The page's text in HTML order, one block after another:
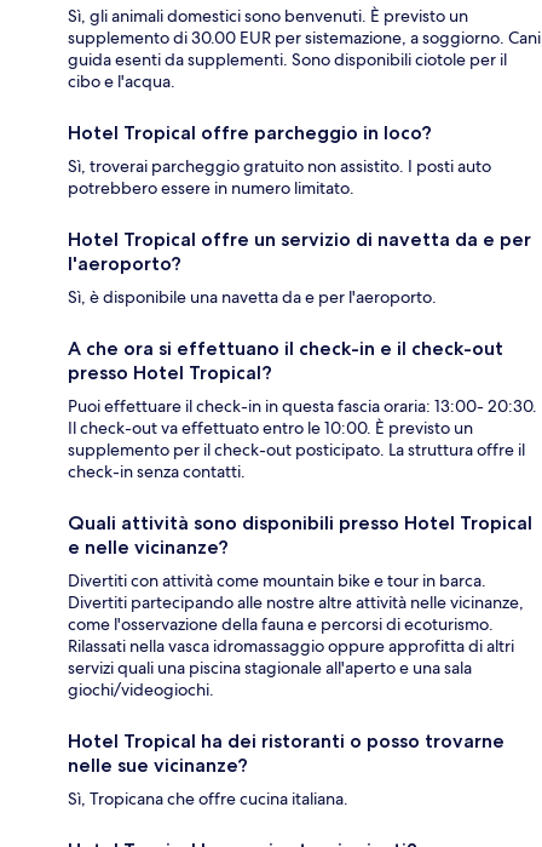
Sì, gli animali domestici sono benvenuti. È previsto un
supplemento di 30.00 EUR per sistemazione, a soggiorno. Cani
guida esenti da supplementi. Sono disponibili ciotole per il
cibo e l'acqua.
Hotel Tropical offre parcheggio in loco?
Sì, troverai parcheggio gratuito non assistito. I posti auto
potrebbero essere in numero limitato.
Hotel Tropical offre un servizio di navetta da e per
l'aeroporto?
Sì, è disponibile una navetta da e per l'aeroporto.
A che ora si effettuano il check-in e il check-out
presso Hotel Tropical?
Puoi effettuare il check-in in questa fascia oraria: 13:00- 20:30.
Il check-out va effettuato entro le 10:00. È previsto un
supplemento per il check-out posticipato. La struttura offre il
check-in senza contatti.
Quali attività sono disponibili presso Hotel Tropical
e nelle vicinanze?
Divertiti con attività come mountain bike e tour in barca.
Divertiti partecipando alle nostre altre attività nelle vicinanze,
come l'osservazione della fauna e percorsi di ecoturismo.
Rilassati nella vasca idromassaggio oppure approfitta di altri
servizi quali una piscina stagionale all'aperto e una sala
giochi/videogiochi.
Hotel Tropical ha dei ristoranti o posso trovarne
nelle sue vicinanze?
Sì, Tropicana che offre cucina italiana.